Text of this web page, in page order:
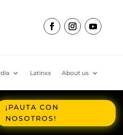
Latinxs About us
¡PAUTA CON
NOSOTROS!